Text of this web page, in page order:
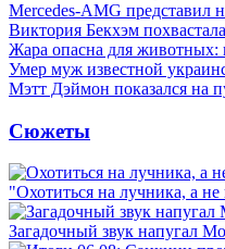
Mercedes-AMG представил
Виктория Бекхэм
Жара опасна для животных:
Умер муж известной
Мэтт Дэймон показался на
Сюжеты
"Охотиться на лучника, а
Загадочный звук напугал